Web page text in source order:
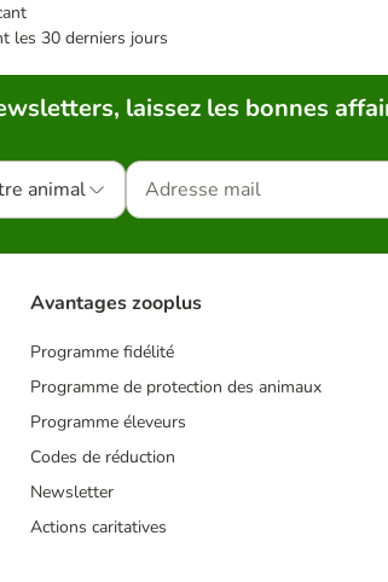
les 30 derniers jours
laissez les bonnes
animal
Avantages zooplus
Programme fidélité
Programme de protection des animaux
Programme éleveurs
Codes de réduction
Newsletter
Actions caritatives